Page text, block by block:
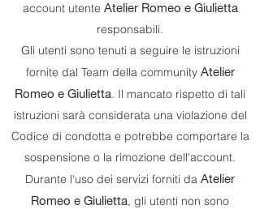
account utente Atelier Romeo e Giulietta
responsabili.
Gli utenti sono tenuti a seguire le istruzioni
fornite dal Team della community Atelier
Romeo e Giulietta. Il mancato rispetto di tali
istruzioni sarà considerata una violazione del
Codice di condotta e potrebbe comportare la
sospensione o la rimozione dell'account.
Durante l'uso dei servizi forniti da Atelier
Romeo e Giulietta, gli utenti non sono